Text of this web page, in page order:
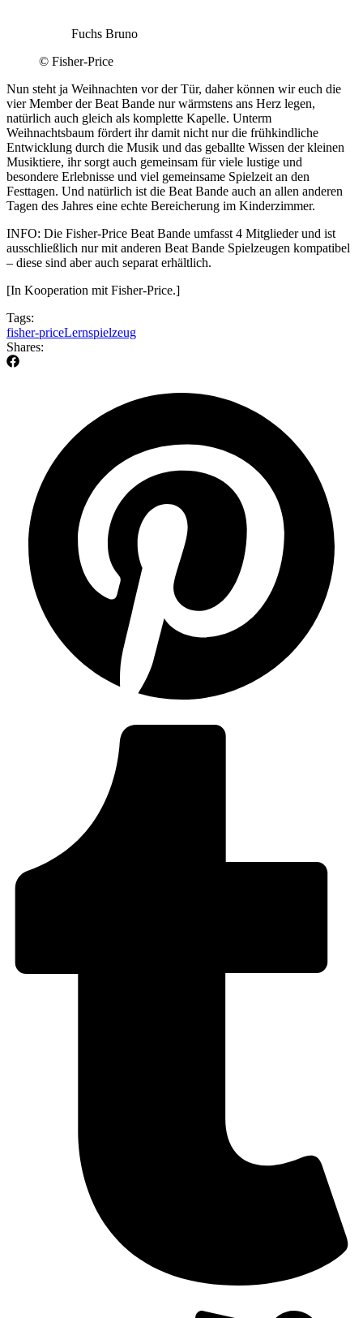
Fuchs Bruno
© Fisher-Price
Nun steht ja Weihnachten vor der Tür, daher können wir euch die
vier Member der Beat Bande nur wärmstens ans Herz legen,
natürlich auch gleich als komplette Kapelle. Unterm
Weihnachtsbaum fördert ihr damit nicht nur die frühkindliche
Entwicklung durch die Musik und das geballte Wissen der kleinen
Musiktiere, ihr sorgt auch gemeinsam für viele lustige und
besondere Erlebnisse und viel gemeinsame Spielzeit an den
Festtagen. Und natürlich ist die Beat Bande auch an allen anderen
Tagen des Jahres eine echte Bereicherung im Kinderzimmer.
INFO: Die Fisher-Price Beat Bande umfasst 4 Mitglieder und ist
ausschließlich nur mit anderen Beat Bande Spielzeugen kompatibel
– diese sind aber auch separat erhältlich.
[In Kooperation mit Fisher-Price.]
Tags:
fisher-priceLernspielzeug
Shares: